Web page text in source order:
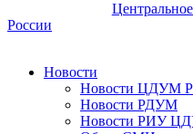
России
Новости
Новости ЦДУМ
Новости РДУМ
Новости РИУ